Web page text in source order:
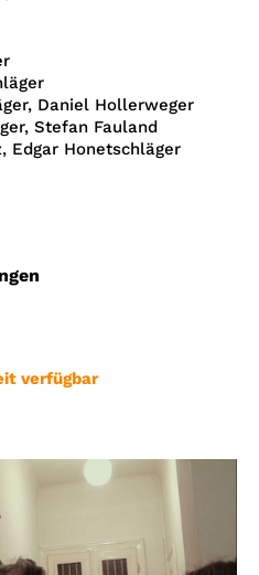
Daniel Hollerweger
Stefan Fauland
Edgar Honetschläger
verfügbar